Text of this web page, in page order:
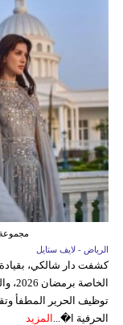
مجموعة
الرياض - لايف ستايل
كشفت دار شالكي،
توظيف الحرير المطفأ
الحرفية ا�... المزيد